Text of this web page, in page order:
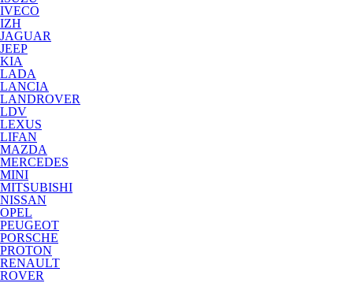
IVECO
IZH
JAGUAR
JEEP
KIA
LADA
LANCIA
LANDROVER
LDV
LEXUS
LIFAN
MAZDA
MERCEDES
MINI
MITSUBISHI
NISSAN
OPEL
PEUGEOT
PORSCHE
PROTON
RENAULT
ROVER